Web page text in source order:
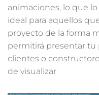
animaciones, lo que
ideal para aquellos
proyecto de la forma
permitirá presentar tu
clientes o
de visualizar